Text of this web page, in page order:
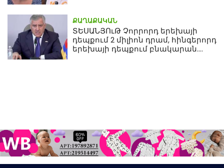
ՔԱՂԱՔԱԿԱՆ
ՏԵՍԱՆՅՈւԹ Չորրորդ երեխայի
դեպքում 2 միլիոն դրամ, հինգերորդ
երեխայի դեպքում բնակարան.